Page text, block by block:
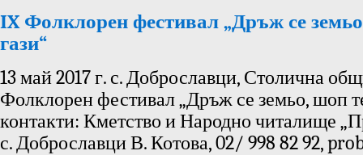
IX Фолклорен фестивал „Дръж се
гази“
13 май 2017 г. с. Доброславци, Столична
Фолклорен фестивал „Дръж се земьо, шоп
контакти: Кметство и Народно читалище
с. Доброславци В. Котова, 02/ 998 82 92,